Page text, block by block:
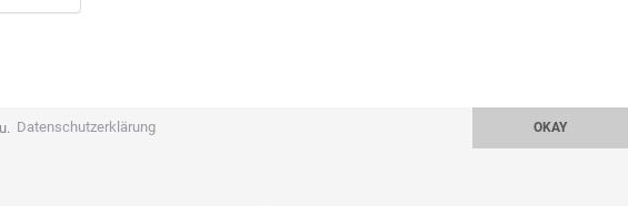
Datenschutzerklärung OKAY